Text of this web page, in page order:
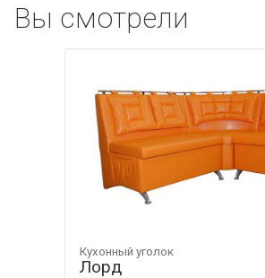
Вы смотрели
Кухонный уголок
Лорд